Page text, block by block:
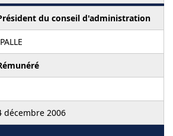
du conseil d'administration
décembre 2006